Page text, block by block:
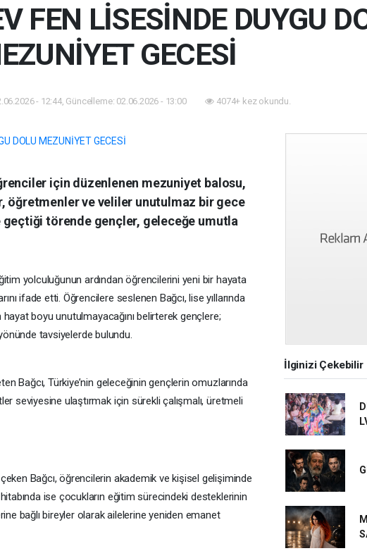
FEN LİSESİNDE DUYGU
GECESİ
- 12:44, Güncelleme: 02.06.2026 - 13:00 4074+ kez okundu.
için düzenlenen mezuniyet balosu,
öğretmenler ve veliler unutulmaz bir gece
geçtiği törende gençler, geleceğe umutla
yolculuğunun ardından öğrencilerini yeni bir hayata
ifade etti. Öğrencilere seslenen Bağcı, lise yıllarında
boyu unutulmayacağını belirterek gençlere;
tavsiyelerde bulundu.
Bağcı, Türkiye’nin geleceğinin gençlerin omuzlarında
seviyesine ulaştırmak için sürekli çalışmalı, üretmeli
Bağcı, öğrencilerin akademik ve kişisel gelişiminde
ise çocukların eğitim sürecindeki desteklerinin
bağlı bireyler olarak ailelerine yeniden emanet
İlginizi Çekebilir